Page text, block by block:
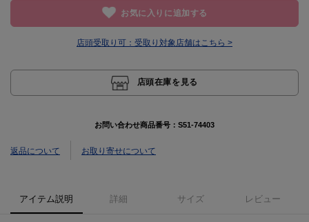
お気に入りに追加する
店頭受取り可： 受取り対象店舗はこちら >
店頭在庫を見る
お問い合わせ商品番号： S51-74403
返品について お取り寄せについて
アイテム説明 詳細 サイズ レビュー